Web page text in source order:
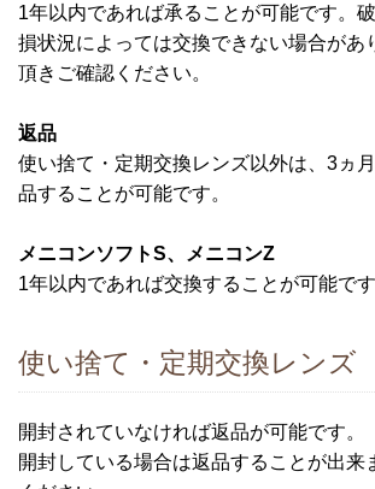
1年以内であれば承ることが可能です。
損状況によっては交換できない場合があ
頂きご確認ください。
返品
使い捨て・定期交換レンズ以外は、3ヵ
品することが可能です。
メニコンソフトS、メニコンZ
1年以内であれば交換することが可能です
使い捨て・定期交換レンズ
開封されていなければ返品が可能です。
開封している場合は返品することが出来